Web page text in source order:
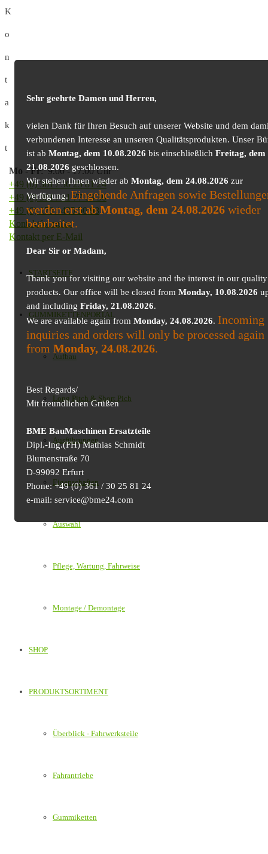
K
o
n
t
a
k
t
Mo -Fr: 9.00 - 17.00 Uhr
+49 (0) 361 / 30 25 81 24
+49 (0) 361 / 41 77 03 30
+49 (0) 179 / 425 50 98
Kontaktformular
Kontakt per E-Mail
STARTSEITE
GUMMIKETTENPORTAL
Aufbau
Long Pitch & Short Pich
Ausführungen
Eigenschaften
Auswahl
Pflege, Wartung, Fahrweise
Montage / Demontage
SHOP
PRODUKTSORTIMENT
Überblick - Fahrwerksteile
Fahrantriebe
Gummiketten
Sehr geehrte Damen und Herren,
vielen Dank für Ihren Besuch auf unserer Website und dem
verbundenen Interesse an unseren Qualitätsprodukten. Unser
ist ab Montag, dem 10.08.2026 bis einschließlich Freitag, dem
21.08.2026 geschlossen.
Wir stehen Ihnen wieder ab Montag, dem 24.08.2026 zur
Verfügung.Eingehende Anfragen sowie
werden erst abMontag, dem 24.08.2026wieder
bearbeitet.
Dear Sir or Madam,
Thank you for visiting our website and the interest in our quality
products. Our office will be closed from Monday, 10.08.2026
and including Friday, 21.08.2026.
We are available again from Monday, 24.08.2026. Incoming
inquiries and orders will only be processed again
from Monday, 24.08.2026.
Best Regards/
Mit freundlichen Grüßen
BME BauMaschinen Ersatzteile
Dipl.-Ing.(FH) Mathias Schmidt
Blumenstraße 70
D-99092 Erfurt
Phone: +49 (0) 361 / 30 25 81 24
e-mail: service@bme24.com